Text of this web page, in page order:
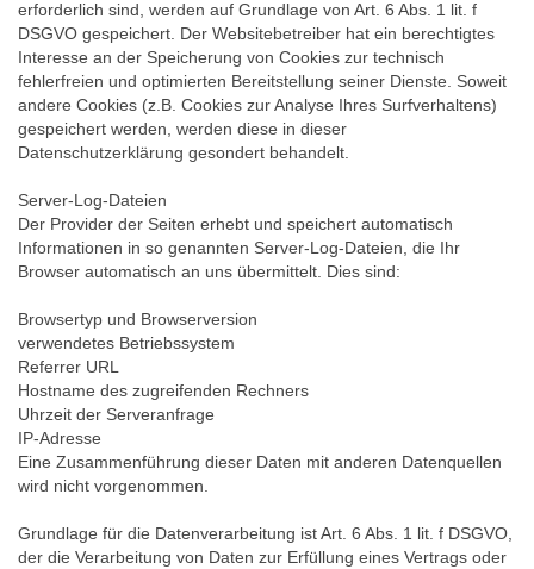
erforderlich sind, werden auf Grundlage von Art. 6 Abs. 1 lit. f
DSGVO gespeichert. Der Websitebetreiber hat ein berechtigtes
Interesse an der Speicherung von Cookies zur technisch
fehlerfreien und optimierten Bereitstellung seiner Dienste. Soweit
andere Cookies (z.B. Cookies zur Analyse Ihres Surfverhaltens)
gespeichert werden, werden diese in dieser
Datenschutzerklärung gesondert behandelt.
Server-Log-Dateien
Der Provider der Seiten erhebt und speichert automatisch
Informationen in so genannten Server-Log-Dateien, die Ihr
Browser automatisch an uns übermittelt. Dies sind:
Browsertyp und Browserversion
verwendetes Betriebssystem
Referrer URL
Hostname des zugreifenden Rechners
Uhrzeit der Serveranfrage
IP-Adresse
Eine Zusammenführung dieser Daten mit anderen Datenquellen
wird nicht vorgenommen.
Grundlage für die Datenverarbeitung ist Art. 6 Abs. 1 lit. f DSGVO,
der die Verarbeitung von Daten zur Erfüllung eines Vertrags oder